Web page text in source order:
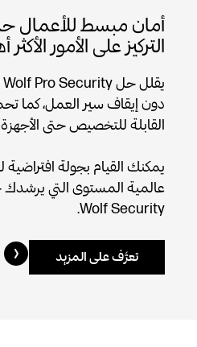
أمان مبسط للأعمال
التركيز على الأمور
دون إيقاف سير العمل، كما
القابلة للتخصيص حتى الأجهزة
يمكنك القيام بجولة
Wolf Security.
تعرَّف على المزيد